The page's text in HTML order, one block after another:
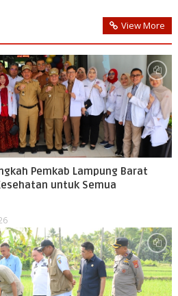
View More
Pemkab Lampung Barat
untuk Semua